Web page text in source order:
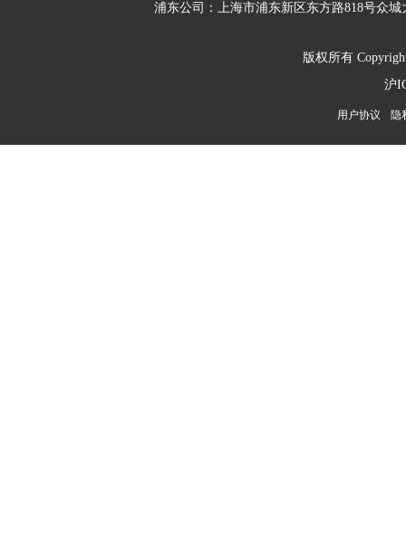
浦东公司：上海市浦东新区东方路818号众城
版权所有
沪
用户协议 隐